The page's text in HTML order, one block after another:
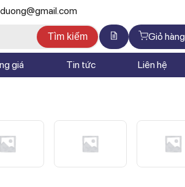
Tìm kiếm Giỏ hàng
giá Tin tức Liên hệ